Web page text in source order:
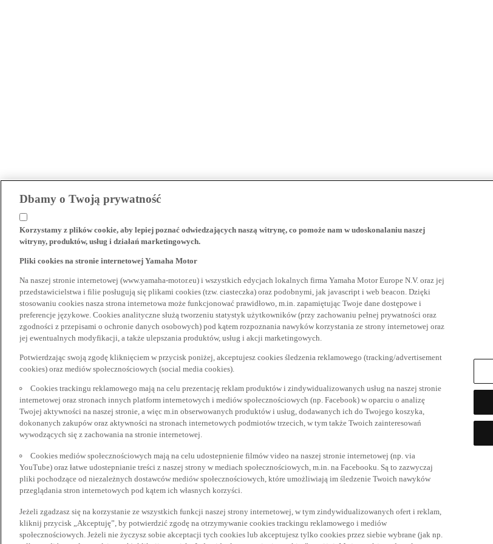
Dbamy o Twoją prywatność
Korzystamy z plików cookie, aby lepiej poznać odwiedzających naszą witrynę, co pomoże nam w udoskonalaniu naszej
witryny, produktów, usług i działań marketingowych.
Pliki cookies na stronie internetowej Yamaha Motor
Na naszej stronie internetowej (www.yamaha-motor.eu) i wszystkich edycjach lokalnych firma Yamaha Motor Europe N.V. oraz jej
przedstawicielstwa i filie posługują się plikami cookies (tzw. ciasteczka) oraz podobnymi, jak javascript i web beacon. Dzięki
stosowaniu cookies nasza strona internetowa może funkcjonować prawidłowo, m.in. zapamiętując Twoje dane dostępowe i
preferencje językowe. Cookies analityczne służą tworzeniu statystyk użytkowników (przy zachowaniu pełnej prywatności oraz
zgodności z przepisami o ochronie danych osobowych) pod kątem rozpoznania nawyków korzystania ze strony internetowej oraz
jej ewentualnych modyfikacji, a także ulepszania produktów, usług i akcji marketingowych.
Potwierdzając swoją zgodę kliknięciem w przycisk poniżej, akceptujesz cookies śledzenia reklamowego (tracking/advertisement
cookies) oraz mediów społecznościowych (social media cookies).
Cookies trackingu reklamowego mają na celu prezentację reklam produktów i zindywidualizowanych usług na naszej stronie
internetowej oraz stronach innych platform internetowych i mediów społecznościowych (np. Facebook) w oparciu o analizę
Twojej aktywności na naszej stronie, a więc m.in obserwowanych produktów i usług, dodawanych ich do Twojego koszyka,
dokonanych zakupów oraz aktywności na stronach internetowych podmiotów trzecich, w tym także Twoich zainteresowań
wywodzących się z zachowania na stronie internetowej.
Cookies mediów społecznościowych mają na celu udostepnienie filmów video na naszej stronie internetowej (np. via
YouTube) oraz łatwe udostepnianie treści z naszej strony w mediach społecznościowych, m.in. na Facebooku. Są to zazwyczaj
pliki pochodzące od niezależnych dostawców mediów społecznościowych, które umożliwiają im śledzenie Twoich nawyków
przeglądania stron internetowych pod kątem ich własnych korzyści.
Jeżeli zgadzasz się na korzystanie ze wszystkich funkcji naszej strony internetowej, w tym zindywidualizowanych ofert i reklam,
kliknij przycisk „Akceptuję”, by potwierdzić zgodę na otrzymywanie cookies trackingu reklamowego i mediów
społecznościowych. Jeżeli nie życzysz sobie akceptacji tych cookies lub akceptujesz tylko cookies przez siebie wybrane (jak np.